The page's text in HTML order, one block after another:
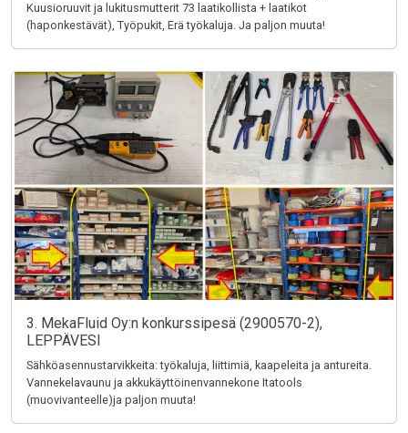
Kuusioruuvit ja lukitusmutterit 73 laatikollista + laatikot
(haponkestävät), Työpukit, Erä työkaluja. Ja paljon muuta!
3. MekaFluid Oy:n konkurssipesä (2900570-2),
LEPPÄVESI
Sähköasennustarvikkeita: työkaluja, liittimiä, kaapeleita ja antureita.
Vannekelavaunu ja akkukäyttöinenvannekone Itatools
(muovivanteelle)ja paljon muuta!